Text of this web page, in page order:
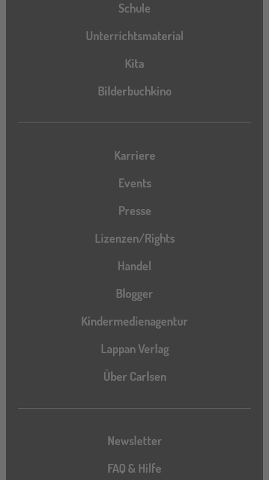
Schule
Unterrichtsmaterial
Kita
Bilderbuchkino
Karriere
Events
Presse
Lizenzen/Rights
Handel
Blogger
Kindermedienagentur
Lappan Verlag
Über Carlsen
Newsletter
FAQ & Hilfe